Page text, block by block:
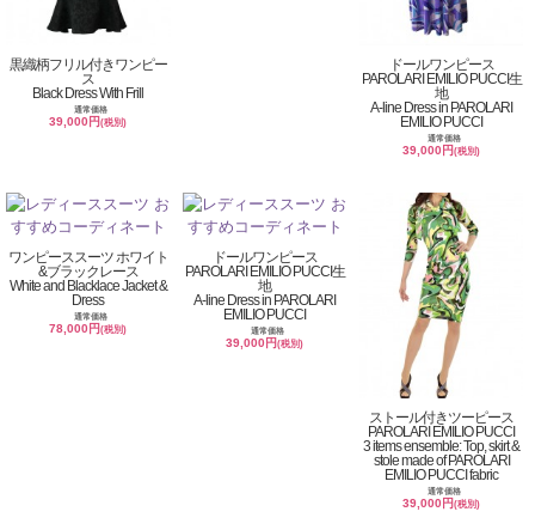
黒織柄フリル付きワンピー
ス
Black Dress With Frill
通常価格
39,000円(税別)
ドールワンピース
PAROLARI EMILIO PUCCI生
地
A-line Dress in PAROLARI
EMILIO PUCCI
通常価格
39,000円(税別)
ワンピーススーツ ホワイト
&ブラックレース
White and Blacklace Jacket &
Dress
通常価格
78,000円(税別)
ドールワンピース
PAROLARI EMILIO PUCCI生
地
A-line Dress in PAROLARI
EMILIO PUCCI
通常価格
39,000円(税別)
ストール付きツーピース
PAROLARI EMILIO PUCCI
3 items ensemble: Top, skirt &
stole made of PAROLARI
EMILIO PUCCI fabric
通常価格
39,000円(税別)